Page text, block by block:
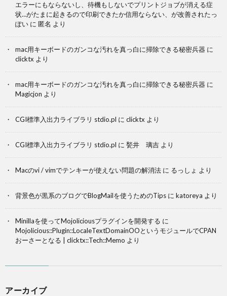
エラーにもならないし、待機もしないでプリントジョブが消える症
状…がたまに起きるので印刷できたか信用ならない、が改善されたっ
ぽい に 匿名 より
mac用キーボードのガンコな汚れを真っ白に掃除できる秘密兵器 に
clicktx より
mac用キーボードのガンコな汚れを真っ白に掃除できる秘密兵器 に
Magicjon より
CGI標準入出力ライブラリ stdio.pl に clicktx より
CGI標準入出力ライブラリ stdio.pl に 甃井 璃吉 より
Macのvi / vimでテンキーが使えない問題の解消法 に るっしょ より
背景色が黒系のブログでBlogMailを使うためのTips に katoreya より
Minillaを使ってMojoliciousプラグインを開発する に
Mojolicious::Plugin::LocaleTextDomainOOというモジュールでCPAN
おーさーとなる | clicktx::Tech::Memo より
アーカイブ